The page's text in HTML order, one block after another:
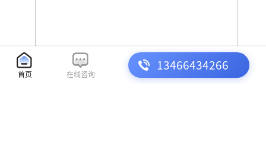
首页 在线咨询
13466434266